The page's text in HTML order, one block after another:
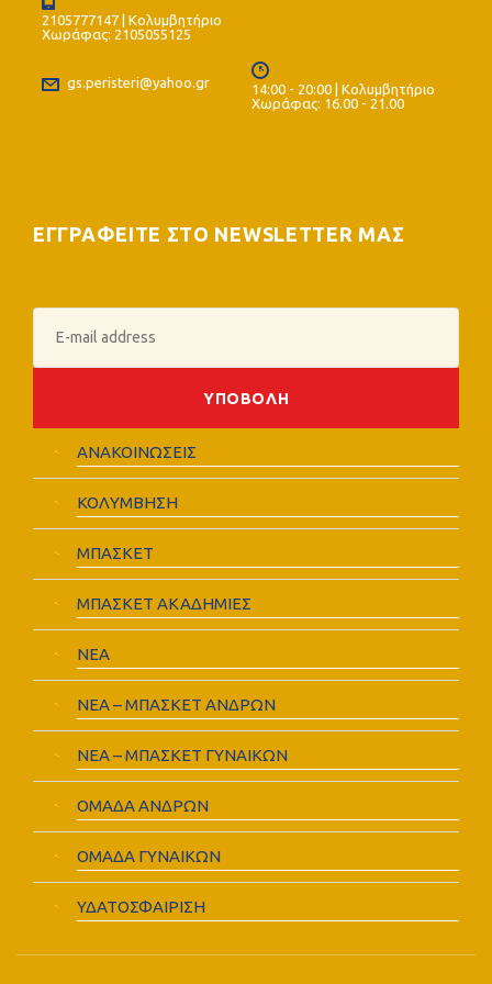
2105777147 | Κολυμβητήριο
Χωράφας: 2105055125
gs.peristeri@yahoo.gr
14:00 - 20:00 | Κολυμβητήριο
Χωράφας: 16.00 - 21.00
ΕΓΓΡΑΦΕΙΤΕ ΣΤΟ NEWSLETTER ΜΑΣ
ΑΝΑΚΟΙΝΩΣΕΙΣ
ΚΟΛΥΜΒΗΣΗ
ΜΠΑΣΚΕΤ
ΜΠΑΣΚΕΤ ΑΚΑΔΗΜΙΕΣ
ΝΕΑ
ΝΕΑ – ΜΠΑΣΚΕΤ ΑΝΔΡΩΝ
ΝΕΑ – ΜΠΑΣΚΕΤ ΓΥΝΑΙΚΩΝ
ΟΜΑΔΑ ΑΝΔΡΩΝ
ΟΜΑΔΑ ΓΥΝΑΙΚΩΝ
ΥΔΑΤΟΣΦΑΙΡΙΣΗ